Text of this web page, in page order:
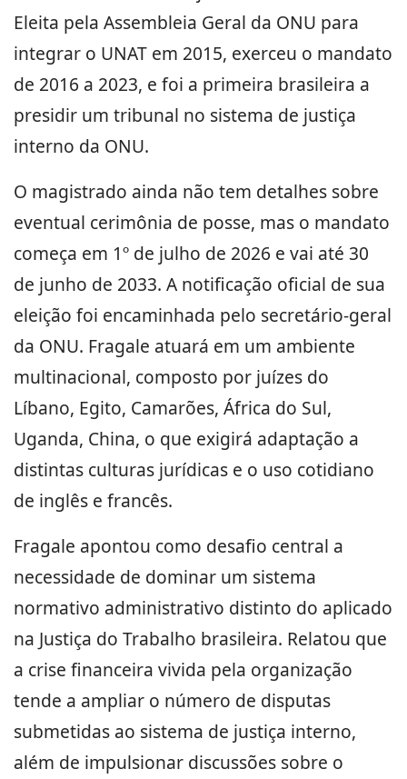
Eleita pela Assembleia Geral da ONU para
integrar o UNAT em 2015, exerceu o mandato
de 2016 a 2023, e foi a primeira brasileira a
presidir um tribunal no sistema de justiça
interno da ONU.
O magistrado ainda não tem detalhes sobre
eventual cerimônia de posse, mas o mandato
começa em 1º de julho de 2026 e vai até 30
de junho de 2033. A notificação oficial de sua
eleição foi encaminhada pelo secretário-geral
da ONU. Fragale atuará em um ambiente
multinacional, composto por juízes do
Líbano, Egito, Camarões, África do Sul,
Uganda, China, o que exigirá adaptação a
distintas culturas jurídicas e o uso cotidiano
de inglês e francês.
Fragale apontou como desafio central a
necessidade de dominar um sistema
normativo administrativo distinto do aplicado
na Justiça do Trabalho brasileira. Relatou que
a crise financeira vivida pela organização
tende a ampliar o número de disputas
submetidas ao sistema de justiça interno,
além de impulsionar discussões sobre o